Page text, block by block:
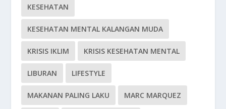
KESEHATAN
KESEHATAN MENTAL KALANGAN MUDA
KRISIS IKLIM KRISIS KESEHATAN MENTAL
LIBURAN LIFESTYLE
MAKANAN PALING LAKU MARC MARQUEZ